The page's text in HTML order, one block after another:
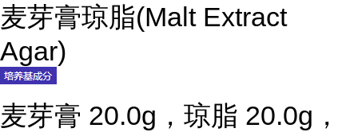
麦芽膏琼脂(Malt Extract
Agar)
麦芽膏 20.0g，琼脂 20.0g，